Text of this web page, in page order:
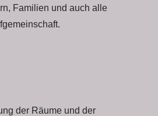
Familien und auch alle
der Räume und der